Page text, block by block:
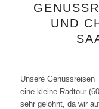
UND
Unsere Genussreisen
eine kleine Radtour
sehr gelohnt, da wir